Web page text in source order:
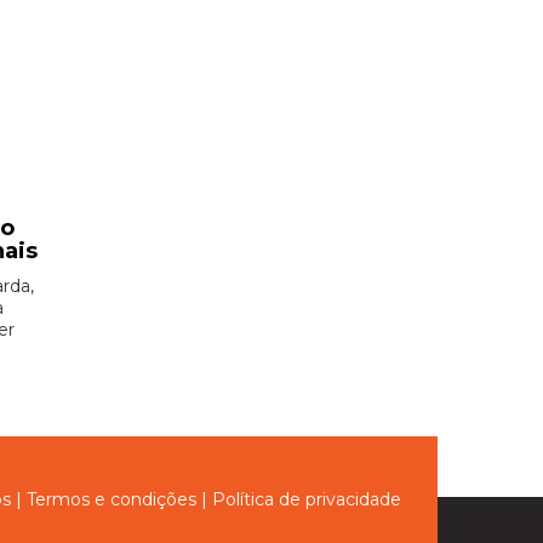
| Termos e condições | Política de privacidade